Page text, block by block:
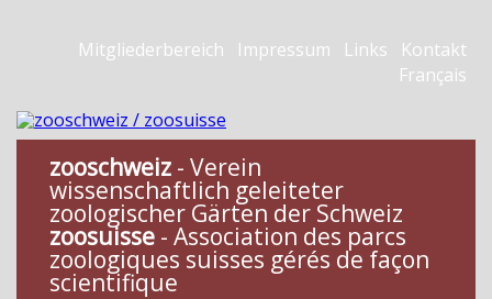
Mitgliederbereich Impressum Links
Kontakt
Français
zooschweiz - Verein
wissenschaftlich geleiteter
zoologischer Gärten der Schweiz
zoosuisse - Association des parcs
zoologiques suisses gérés de façon
scientifique